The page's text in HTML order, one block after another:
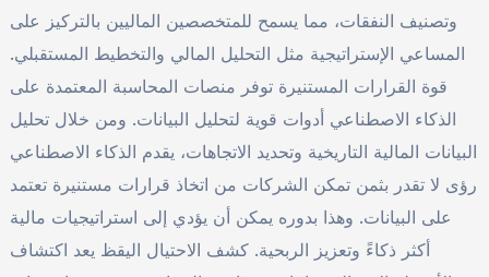
وتصنيف النفقات، مما يسمح للمتخصصين الماليين بالتركيز على
المساعي الإستراتيجية مثل التحليل المالي والتخطيط المستقبلي.
قوة القرارات المستنيرة توفر منصات المحاسبة المعتمدة على
الذكاء الاصطناعي أدوات قوية لتحليل البيانات. ومن خلال تحليل
البيانات المالية التاريخية وتحديد الاتجاهات، يقدم الذكاء الاصطناعي
رؤى لا تقدر بثمن تمكن الشركات من اتخاذ قرارات مستنيرة تعتمد
على البيانات. وهذا بدوره يمكن أن يؤدي إلى استراتيجيات مالية
أكثر ذكاءً وتعزيز الربحية. كشف الاحتيال اليقظ يعد اكتشاف